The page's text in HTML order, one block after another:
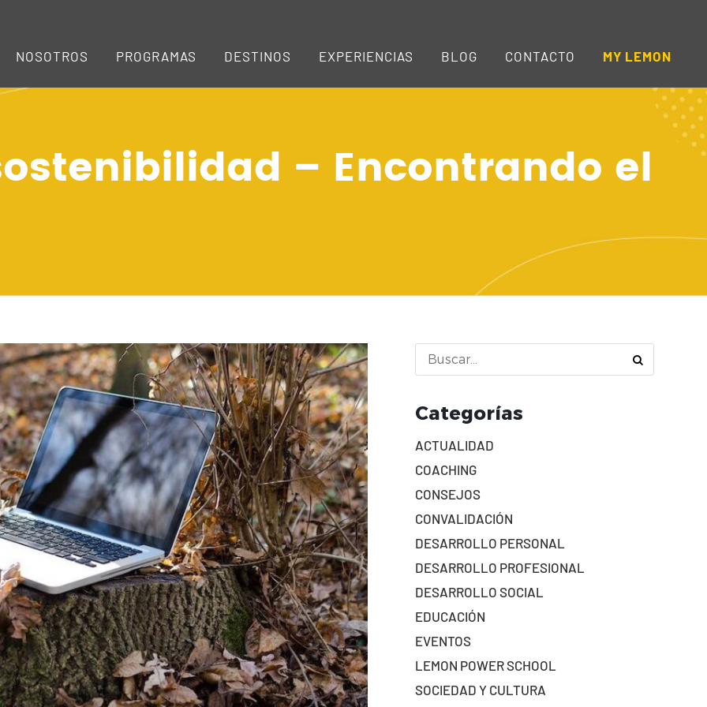
NOSOTROS PROGRAMAS DESTINOS EXPERIENCIAS BLOG CONTACTO MY LEMON
– Encontrando el
Categorías
ACTUALIDAD
COACHING
CONSEJOS
CONVALIDACIÓN
DESARROLLO PERSONAL
DESARROLLO PROFESIONAL
DESARROLLO SOCIAL
EDUCACIÓN
EVENTOS
LEMON POWER SCHOOL
SOCIEDAD Y CULTURA